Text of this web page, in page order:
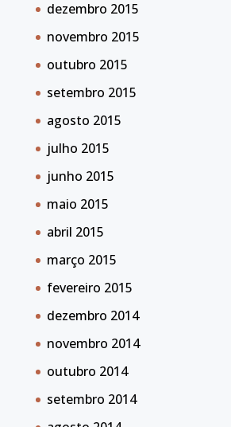
dezembro 2015
novembro 2015
outubro 2015
setembro 2015
agosto 2015
julho 2015
junho 2015
maio 2015
abril 2015
março 2015
fevereiro 2015
dezembro 2014
novembro 2014
outubro 2014
setembro 2014